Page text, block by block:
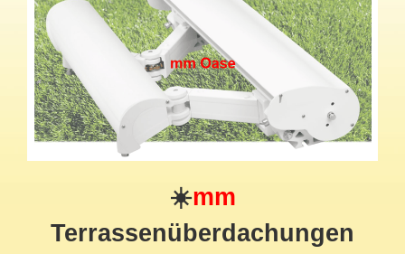
☀️mm
Terrassenüberdachungen